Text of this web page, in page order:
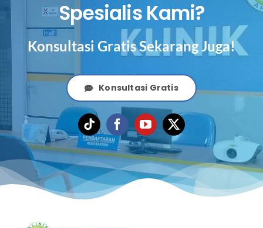
Spesialis Kami?
Konsultasi Gratis Sekarang Juga!
Konsultasi Gratis